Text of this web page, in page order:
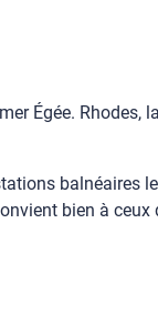
Égée.
balnéaires
bien à